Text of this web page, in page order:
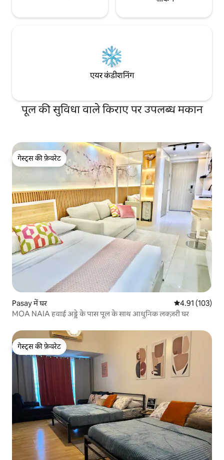
एयर कंडीशनिंग
पूल की सुविधा वाले किराए पर उपलब्ध मकान
गेस्ट्स की फ़ेवरेट
गेस्ट्स की फ़ेवरेट
Pasay में घर औसत रेटिंग 5 में से
4.91 (103)
MOA NAIA हवाई अड्डे के पास पूल के साथ आधुनिक लक्ज़री घर
गेस्ट्स की फ़ेवरेट
गेस्ट्स की फ़ेवरेट